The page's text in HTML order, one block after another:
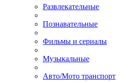
Развлекательные
Познавательные
Фильмы и сериалы
Музыкальные
Авто/Мото транспорт